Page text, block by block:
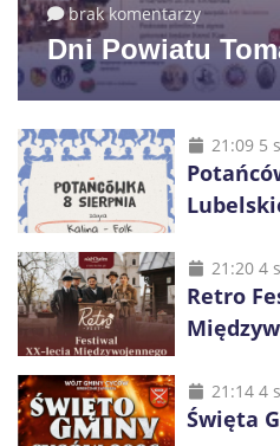
brak komentarzy
Dni Powiatu
21:09 5
21:20 4
Retro
21:14 4
Święta